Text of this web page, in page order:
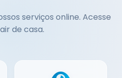
serviços online. Acesse
de casa.